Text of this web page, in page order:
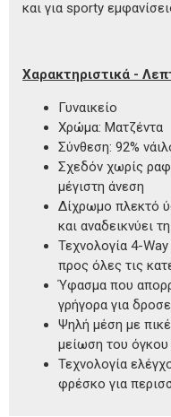
και για sporty
Χαρακτηριστικά -
Γυναικείο
Χρώμα: Ματζέντα
Σύνθεση: 92%
Σχεδόν χωρίς
μέγιστη άνεση
Δίχρωμο πλεκτό
και αναδεικνύει
Τεχνολογία 4-
προς όλες τις
Ύφασμα που
γρήγορα για
Ψηλή μέση με
μείωση του όγκου
Τεχνολογία
φρέσκο για